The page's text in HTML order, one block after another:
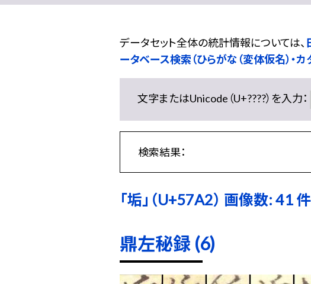
データセット全体の統計情報については、
ータベース検索（ひらがな（変体仮名）・カ
文字またはUnicode（U+????）を入力：
検索結果：
「垢」（U+57A2） 画像数: 41 件
鼎左秘録 (6)